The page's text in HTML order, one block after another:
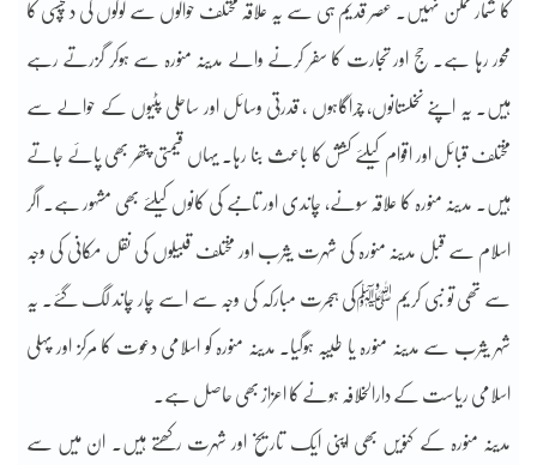
کا شمار ممکن نہیں۔ عصر قدیم ہی سے یہ علاقہ مختلف حوالوں سے لوگوں کی دلچسپی کا
محور رہا ہے۔ حج اور تجارت کا سفر کرنے والے مدینہ منورہ سے ہوکر گزرتے رہے
ہیں۔ یہ اپنے نخلستانوں، چراگاہوں ، قدرتی وسائل اور ساحلی پٹیوں کے حوالے سے
مختلف قبائل اور اقوام کیلئے کشش کا باعث بنا رہا۔ یہاں قیمتی پتھر بھی پائے جاتے
ہیں۔ مدینہ منورہ کا علاقہ سونے، چاندی اور تانبے کی کانوں کیلئے بھی مشہور ہے۔ اگر
اسلام سے قبل مدینہ منورہ کی شہرت یثرب اور مختلف قبیلوں کی نقل مکانی کی وجہ
سے تھی تو نبی کریم ﷺکی ہجرت مبارکہ کی وجہ سے اسے چار چاند لگ گئے۔ یہ
شہر یثرب سے مدینہ منورہ یا طیبہ ہوگیا۔ مدینہ منورہ کو اسلامی دعوت کا مرکز اور پہلی
اسلامی ریاست کے دارالخلافہ ہونے کا اعزاز بھی حاصل ہے۔
مدینہ منورہ کے کنویں بھی اپنی ایک تاریخ اور شہرت رکھتے ہیں۔ ان میں سے